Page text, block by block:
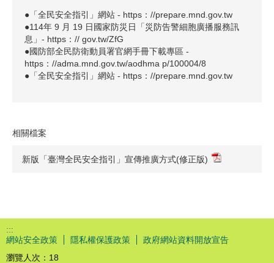
●「全民安全指引」網站 - https：//prepare.mnd.gov.tw
●114年 9 月 19 日國家防災日「災防告警細胞廣播服務訊
息」- https：// gov.tw/ZfG
●國防部全民防衛動員署官網手冊下載專區 -
https：//adma.mnd.gov.tw/aodhma p/100004/8
●「全民安全指引」網站 - https：//prepare.mnd.gov.tw
相關檔案
新版「臺灣全民安全指引」宣傳推廣方式(修正版)
:::
網站安全政策
隱私權保護政策
政府網站資料開放宣告
瀏覽人次： 18